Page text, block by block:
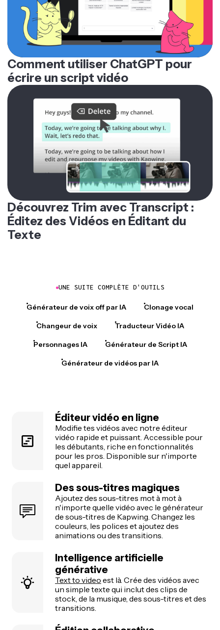
Comment utiliser ChatGPT pour
écrire un script vidéo
Découvrez Trim avec Transcript :
Éditez des Vidéos en Éditant du
Texte
UNE SUITE COMPLÈTE D'OUTILS
Générateur de voix off par IA Clonage vocal
Changeur de voix Traducteur Vidéo IA
Personnages IA Générateur de Script IA
Générateur de vidéos par IA
Éditeur vidéo en ligne
Modifie tes vidéos avec notre éditeur
vidéo rapide et puissant. Accessible pour
les débutants, riche en fonctionnalités
pour les pros. Disponible sur n'importe
quel appareil.
Des sous-titres magiques
Ajoutez des sous-titres mot à mot à
n'importe quelle vidéo avec le générateur
de sous-titres de Kapwing. Changez les
couleurs, les polices et ajoutez des
animations ou des transitions.
Intelligence artificielle
générative
Text to video est là. Crée des vidéos avec
un simple texte qui inclut des clips de
stock, de la musique, des sous-titres et des
transitions.